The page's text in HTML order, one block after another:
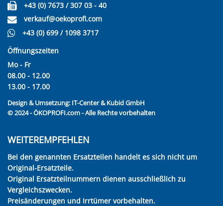
+43 (0) 7673 / 307 03 - 40
verkauf@oekoprofi.com
+43 (0) 699 / 1098 3717
Öffnungszeiten
Mo - Fr
08.00 - 12.00
13.00 - 17.00
Design & Umsetzung: IT-Center & Kubid GmbH
© 2024 - ÖKOPROFI.com - Alle Rechte vorbehalten
WEITEREMPFEHLEN
Bei den genannten Ersatzteilen handelt es sich nicht um
Original-Ersatzteile.
Original Ersatzteilnummern dienen ausschließlich zu
Vergleichszwecken.
Preisänderungen und Irrtümer vorbehalten.